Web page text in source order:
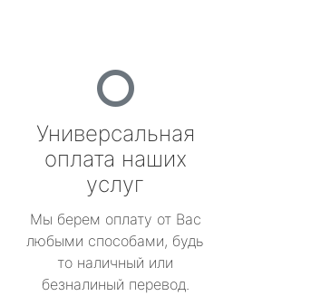
Универсальная
оплата наших
услуг
Мы берем оплату от Вас
любыми способами, будь
то наличный или
безналиный перевод.